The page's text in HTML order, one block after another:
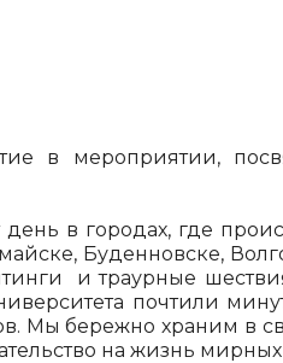
в мероприятии,
в городах, где
Буденновске,
и траурные
почтили
Мы бережно храним в
на жизнь